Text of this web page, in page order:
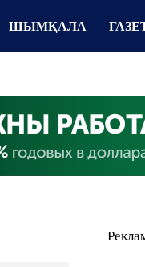
ШЫМҚАЛА